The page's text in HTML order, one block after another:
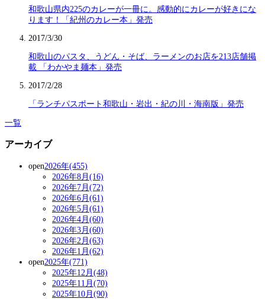
和歌山県内225のカレーが一冊に。感動的にカレーが好きにな
ります！「紀州のカレー本」発売
2017/3/30
和歌山のパスタ、うどん・そば、ラーメンのお店を213店舗掲
載 「わかやま麺本」発売
2017/2/28
「ランチパスポート和歌山・岩出・紀の川・海南版」発売
一覧
アーカイブ
open2026年(455)
2026年8月(16)
2026年7月(72)
2026年6月(61)
2026年5月(61)
2026年4月(60)
2026年3月(60)
2026年2月(63)
2026年1月(62)
open2025年(771)
2025年12月(48)
2025年11月(70)
2025年10月(90)